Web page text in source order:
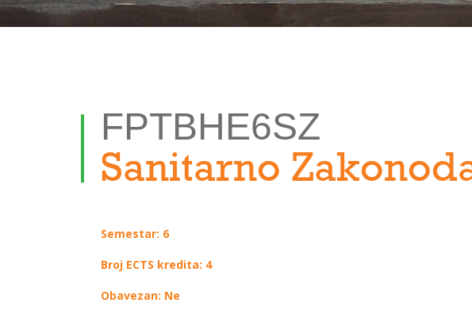
FPTBHE6SZ
Sanitarno
Semestar: 6
Broj ECTS kredita: 4
Obavezan: Ne